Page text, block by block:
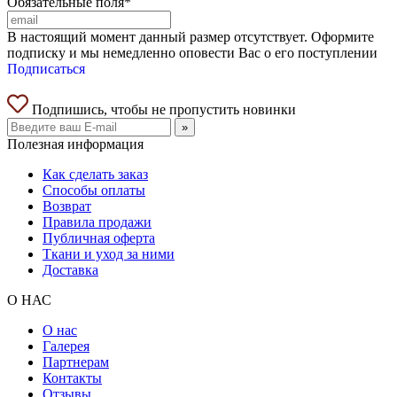
В настоящий момент данный размер отсутствует. Оформите
подписку и мы немедленно оповести Вас о его поступлении
Подписаться
Подпишись, чтобы не пропустить новинки
»
Полезная информация
Как сделать заказ
Способы оплаты
Возврат
Правила продажи
Публичная оферта
Ткани и уход за ними
Доставка
О НАС
О нас
Галерея
Партнерам
Контакты
Отзывы